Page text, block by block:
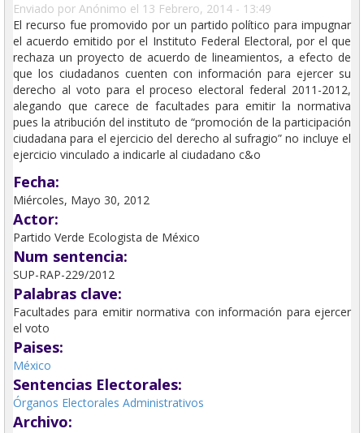
Enviado por Anónimo el 13 Febrero, 2014 - 13:49
El recurso fue promovido por un partido político para impugnar
el acuerdo emitido por el Instituto Federal Electoral, por el que
rechaza un proyecto de acuerdo de lineamientos, a efecto de
que los ciudadanos cuenten con información para ejercer su
derecho al voto para el proceso electoral federal 2011-2012,
alegando que carece de facultades para emitir la normativa
pues la atribución del instituto de “promoción de la participación
ciudadana para el ejercicio del derecho al sufragio” no incluye el
ejercicio vinculado a indicarle al ciudadano c&o
Fecha:
Miércoles, Mayo 30, 2012
Actor:
Partido Verde Ecologista de México
Num sentencia:
SUP-RAP-229/2012
Palabras clave:
Facultades para emitir normativa con información para ejercer
el voto
Paises:
México
Sentencias Electorales:
Órganos Electorales Administrativos
Archivo: